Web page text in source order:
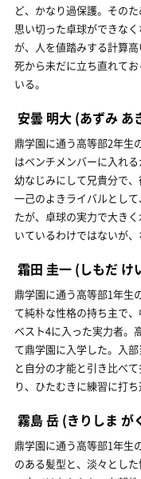
ど、かなり過保護。その
思い切った卓球ができな
が、人を値踏みする計算
死から未だに立ち直れて
いる。
安曇 明大 (あずみ あ
鼎学園に通う高等部2年生
はベンチメンバーに入れ
幼なじみにして兄貴分で
一己のよきライバルとし
たが、卓球の実力で大き
いているわけではないが
霜田 圭一 (しもだ け
鼎学園に通う高等部1年生
て純朴な性格の持ち主で
ベスト4に入った実力者。
て鼎学園に入学した。入
と自分の才能と引き比べ
り、ひたむきに練習に打ち
霧島 岳 (きりしま が
鼎学園に通う高等部1年生
のある髪型と、淡々とし